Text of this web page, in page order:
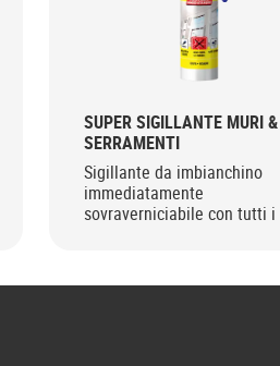
SUPER SIGILLANTE MURI &
SERRAMENTI
Sigillante da imbianchino
immediatamente
sovraverniciabile con tutti